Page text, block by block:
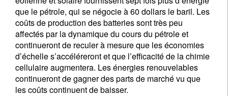
que le pétrole, qui se négocie à 60 dollars le baril. Les
coûts de production des batteries sont très peu
affectés par la dynamique du cours du pétrole et
continueront de reculer à mesure que les économies
d’échelle s’accéléreront et que l’efficacité de la chimie
cellulaire augmentera. Les énergies renouvelables
continueront de gagner des parts de marché vu que
les coûts continuent de baisser.